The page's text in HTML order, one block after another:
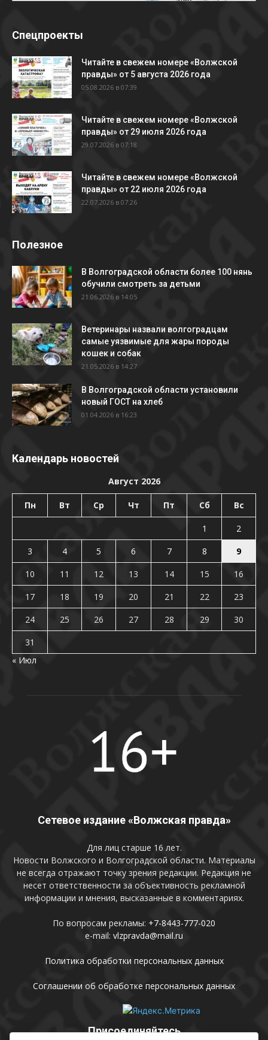
Спецпроекты
Читайте в свежем номере «Волжской
правды» от 5 августа 2026 года
05.08.2026 в 07:39
Читайте в свежем номере «Волжской
правды» от 29 июля 2026 года
29.07.2026 в 07:18
Читайте в свежем номере «Волжской
правды» от 22 июля 2026 года
22.07.2026 в 07:26
Полезное
В Волгоградской области более 100 нянь
обучили смотреть за детьми
21.06.2026 в 14:05
Ветеринары назвали волгоградцам
самые уязвимые для жары породы
кошек и собак
21.05.2026 в 14:27
В Волгоградской области установили
новый ГОСТ на хлеб
01.04.2026 в 16:23
Календарь новостей
Август 2026
Пн Вт Ср Чт Пт Сб Вс
1
2
3
4 5 6 7 8
9
10
11 12 13 14 15
16
17
18 19 20 21 22
23
24
25 26 27 28 29
30
31
« Июл
Сетевое издание «Волжская правда»
Для лиц старше 16 лет.
Новости Волжского и Волгоградской области. Материалы
не всегда отражают точку зрения редакции. Редакция не
несет ответственности за объективность рекламной
информации и мнения, высказанные в комментариях.
По вопросам рекламы: +7-8443-777-020
e-mail: vlzpravda@mail.ru
Политика обработки персональных данных
Соглашении об обработке персональных данных
Присоединяйтесь